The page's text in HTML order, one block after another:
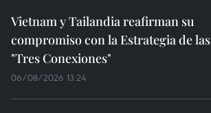
Vietnam y Tailandia reafirman su
compromiso con la Estrategia de las
"Tres Conexiones"
06/08/2026 13:24